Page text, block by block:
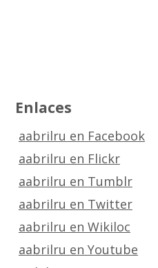
Enlaces
aabrilru en Facebook
aabrilru en Flickr
aabrilru en Tumblr
aabrilru en Twitter
aabrilru en Wikiloc
aabrilru en Youtube